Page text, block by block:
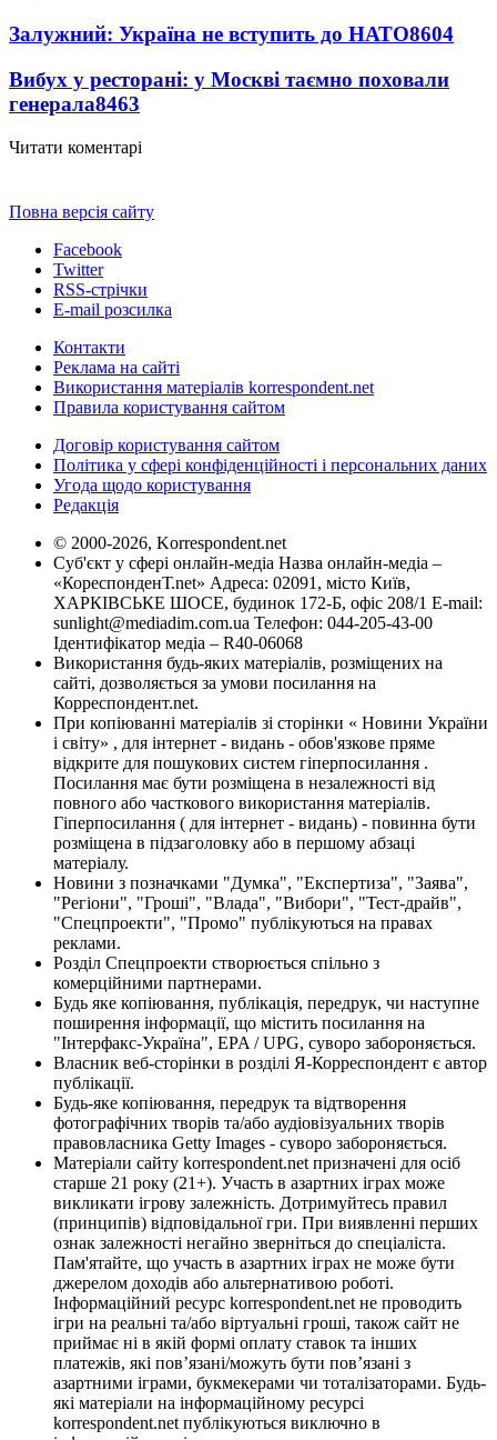
Залужний: Україна не вступить до НАТО8604
Вибух у ресторані: у Москві таємно поховали
генерала8463
Читати коментарі
Повна версія сайту
Facebook
Twitter
RSS-стрічки
E-mail розсилка
Контакти
Реклама на сайті
Використання матеріалів korrespondent.net
Правила користування сайтом
Договір користування сайтом
Політика у сфері конфіденційності і персональних даних
Угода щодо користування
Редакція
© 2000-2026, Korrespondent.net
Суб'єкт у сфері онлайн-медіа Назва онлайн-медіа –
«КореспонденТ.net» Адреса: 02091, місто Київ,
ХАРКІВСЬКЕ ШОСЕ, будинок 172-Б, офіс 208/1 E-mail:
sunlight@mediadim.com.ua Телефон: 044-205-43-00
Ідентифікатор медіа – R40-06068
Використання будь-яких матеріалів, розміщених на
сайті, дозволяється за умови посилання на
Корреспондент.net.
При копіюванні матеріалів зі сторінки « Новини України
і світу» , для інтернет - видань - обов'язкове пряме
відкрите для пошукових систем гіперпосилання .
Посилання має бути розміщена в незалежності від
повного або часткового використання матеріалів.
Гіперпосилання ( для інтернет - видань) - повинна бути
розміщена в підзаголовку або в першому абзаці
матеріалу.
Новини з позначками "Думка", "Експертиза", "Заява",
"Регіони", "Гроші", "Влада", "Вибори", "Тест-драйв",
"Спецпроекти", "Промо" публікуються на правах
реклами.
Розділ Спецпроекти створюється спільно з
комерційними партнерами.
Будь яке копіювання, публікація, передрук, чи наступне
поширення інформації, що містить посилання на
"Інтерфакс-Україна", EPA / UPG, суворо забороняється.
Власник веб-сторінки в розділі Я-Корреспондент є автор
публікації.
Будь-яке копіювання, передрук та відтворення
фотографічних творів та/або аудіовізуальних творів
правовласника Getty Images - суворо забороняється.
Матеріали сайту korrespondent.net призначені для осіб
старше 21 року (21+). Участь в азартних іграх може
викликати ігрову залежність. Дотримуйтесь правил
(принципів) відповідальної гри. При виявленні перших
ознак залежності негайно зверніться до спеціаліста.
Пам'ятайте, що участь в азартних іграх не може бути
джерелом доходів або альтернативою роботі.
Інформаційний ресурс korrespondent.net не проводить
ігри на реальні та/або віртуальні гроші, також сайт не
приймає ні в якій формі оплату ставок та інших
платежів, які пов’язані/можуть бути пов’язані з
азартними іграми, букмекерами чи тоталізаторами. Будь-
які матеріали на інформаційному ресурсі
korrespondent.net публікуються виключно в